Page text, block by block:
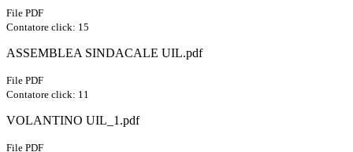
File PDF
Contatore click: 15
ASSEMBLEA SINDACALE UIL.pdf
File PDF
Contatore click: 11
VOLANTINO UIL_1.pdf
File PDF